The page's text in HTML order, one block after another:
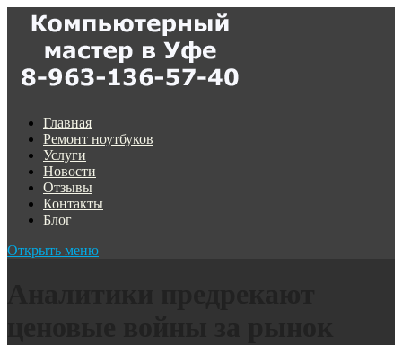
Главная
Ремонт ноутбуков
Услуги
Новости
Отзывы
Контакты
Блог
Открыть меню